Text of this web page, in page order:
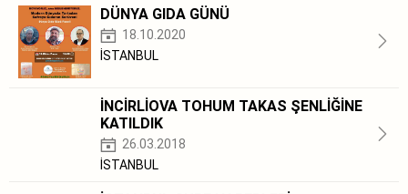
DÜNYA GIDA GÜNÜ
18.10.2020
İSTANBUL
İNCİRLİOVA TOHUM TAKAS ŞENLİĞİNE
KATILDIK
26.03.2018
İSTANBUL